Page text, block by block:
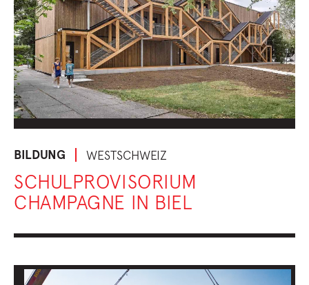
BILDUNG WESTSCHWEIZ
SCHULPROVISORIUM
CHAMPAGNE IN BIEL